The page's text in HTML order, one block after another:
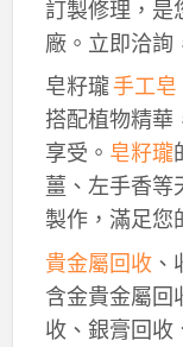
訂製修理，是
廠。立即洽詢
皂籽瓏手工皂
搭配植物精華
享受。 皂籽瓏
薑、左手香等
製作，滿足您
貴金屬回收、
含金貴金屬回
收、銀膏回收